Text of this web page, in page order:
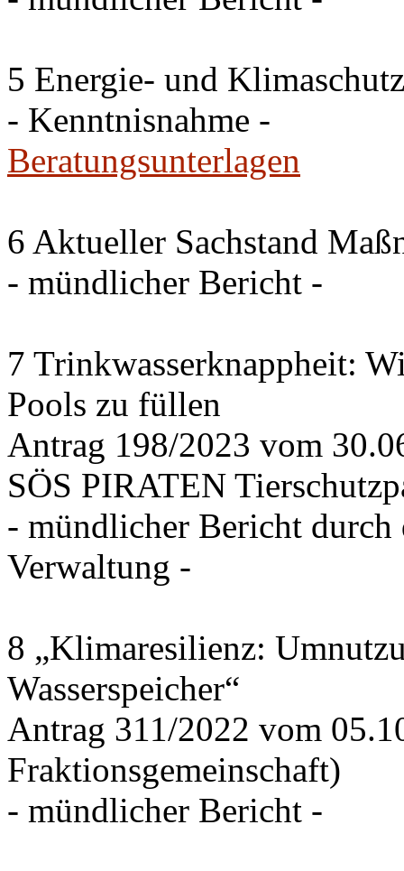
5 Energie- und
- Kenntnisnahme -
Beratungsunterlagen
6 Aktueller Sachstand
- mündlicher Bericht -
7 Trinkwasserknappheit:
Pools zu füllen
Antrag 198/2023 vom
SÖS PIRATEN
- mündlicher Bericht
Verwaltung -
8 „Klimaresilienz:
Wasserspeicher“
Antrag 311/2022 vom
Fraktionsgemeinschaft)
- mündlicher Bericht -